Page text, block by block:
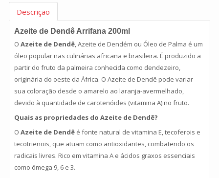
Descrição
Azeite de Dendê Arrifana 200ml
O Azeite de Dendê , Azeite de Dendém ou Óleo de Palma é um
óleo popular nas culinárias africana e brasileira. É produzido a
partir do fruto da palmeira conhecida como dendezeiro,
originária do oeste da África. O Azeite de Dendê pode variar
sua coloração desde o amarelo ao laranja-avermelhado,
devido à quantidade de carotenóides (vitamina A) no fruto.
Quais as propriedades do Azeite de Dendê?
O Azeite de Dendê é fonte natural de vitamina E, tecoferois e
tecotrienois, que atuam como antioxidantes, combatendo os
radicais livres. Rico em vitamina A e ácidos graxos essenciais
como ômega 9, 6 e 3.